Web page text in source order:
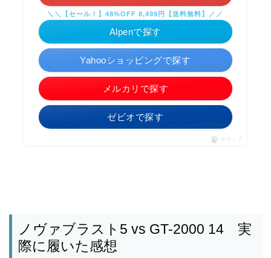
Yahooショッピングで探す
メルカリで探す
ゼビオで探す
＼＼【セール！】48%OFF 8,499円【送料無料】／／
Alpenで探す
ポチップ
ノヴァブラスト5 vs GT-2000 14 実
際に履いた感想